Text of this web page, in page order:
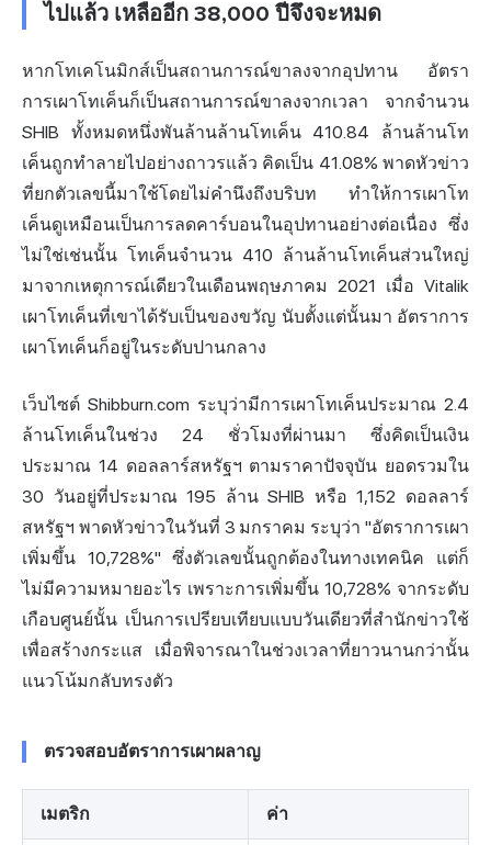
ไปแล้ว เหลืออีก 38,000 ปีจึงจะหมด
หากโทเคโนมิกส์เป็นสถานการณ์ขาลงจากอุปทาน อัตรา
การเผาโทเค็นก็เป็นสถานการณ์ขาลงจากเวลา จากจำนวน
SHIB ทั้งหมดหนึ่งพันล้านล้านโทเค็น 410.84 ล้านล้านโท
เค็นถูกทำลายไปอย่างถาวรแล้ว คิดเป็น 41.08% พาดหัวข่าว
ที่ยกตัวเลขนี้มาใช้โดยไม่คำนึงถึงบริบท ทำให้การเผาโท
เค็นดูเหมือนเป็นการลดคาร์บอนในอุปทานอย่างต่อเนื่อง ซึ่ง
ไม่ใช่เช่นนั้น โทเค็นจำนวน 410 ล้านล้านโทเค็นส่วนใหญ่
มาจากเหตุการณ์เดียวในเดือนพฤษภาคม 2021 เมื่อ Vitalik
เผาโทเค็นที่เขาได้รับเป็นของขวัญ นับตั้งแต่นั้นมา อัตราการ
เผาโทเค็นก็อยู่ในระดับปานกลาง
เว็บไซต์ Shibburn.com ระบุว่ามีการเผาโทเค็นประมาณ 2.4
ล้านโทเค็นในช่วง 24 ชั่วโมงที่ผ่านมา ซึ่งคิดเป็นเงิน
ประมาณ 14 ดอลลาร์สหรัฐฯ ตามราคาปัจจุบัน ยอดรวมใน
30 วันอยู่ที่ประมาณ 195 ล้าน SHIB หรือ 1,152 ดอลลาร์
สหรัฐฯ พาดหัวข่าวในวันที่ 3 มกราคม ระบุว่า "อัตราการเผา
เพิ่มขึ้น 10,728%" ซึ่งตัวเลขนั้นถูกต้องในทางเทคนิค แต่ก็
ไม่มีความหมายอะไร เพราะการเพิ่มขึ้น 10,728% จากระดับ
เกือบศูนย์นั้น เป็นการเปรียบเทียบแบบวันเดียวที่สำนักข่าวใช้
เพื่อสร้างกระแส เมื่อพิจารณาในช่วงเวลาที่ยาวนานกว่านั้น
แนวโน้มกลับทรงตัว
ตรวจสอบอัตราการเผาผลาญ
เมตริก ค่า